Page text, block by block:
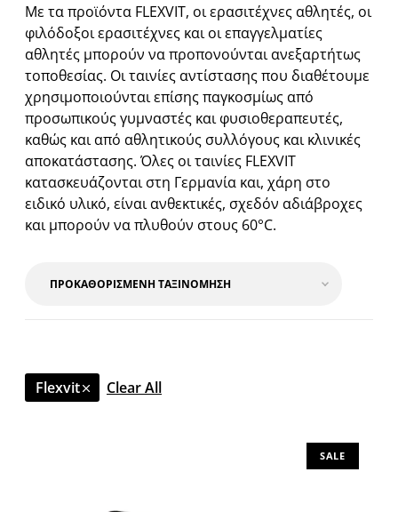
Με τα προϊόντα FLEXVIT, οι ερασιτέχνες αθλητές, οι
φιλόδοξοι ερασιτέχνες και οι επαγγελματίες
αθλητές μπορούν να προπονούνται ανεξαρτήτως
τοποθεσίας. Οι ταινίες αντίστασης που διαθέτουμε
χρησιμοποιούνται επίσης παγκοσμίως από
προσωπικούς γυμναστές και φυσιοθεραπευτές,
καθώς και από αθλητικούς συλλόγους και κλινικές
αποκατάστασης. Όλες οι ταινίες FLEXVIT
κατασκευάζονται στη Γερμανία και, χάρη στο
ειδικό υλικό, είναι ανθεκτικές, σχεδόν αδιάβροχες
και μπορούν να πλυθούν στους 60°C.
Flexvit Clear All
SALE